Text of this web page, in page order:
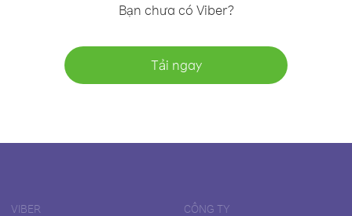
Bạn chưa có Viber?
Tải ngay
VIBER CÔNG TY